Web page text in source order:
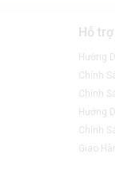
Hỗ
Hướng
Chính
Chính
Hướng
Chính
Giao